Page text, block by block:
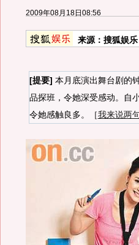
2009年08月18日08:56
来源： 搜狐娱乐
[提要] 本月底演出舞台剧的
品探班，令她深受感动。自
令她感触良多。［我来说两